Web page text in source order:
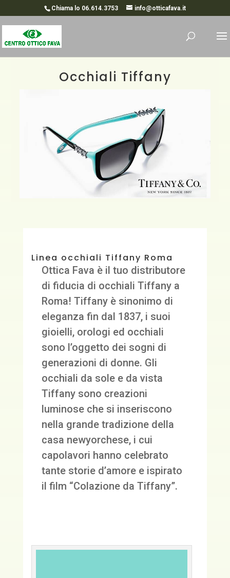
Chiama lo 06.614.3753 info@otticafava.it
Occhiali Tiffany
Linea occhiali Tiffany Roma
Ottica Fava è il tuo distributore
di fiducia di occhiali Tiffany a
Roma! Tiffany è sinonimo di
eleganza fin dal 1837, i suoi
gioielli, orologi ed occhiali
sono l’oggetto dei sogni di
generazioni di donne. Gli
occhiali da sole e da vista
Tiffany sono creazioni
luminose che si inseriscono
nella grande tradizione della
casa newyorchese, i cui
capolavori hanno celebrato
tante storie d’amore e ispirato
il film “Colazione da Tiffany”.